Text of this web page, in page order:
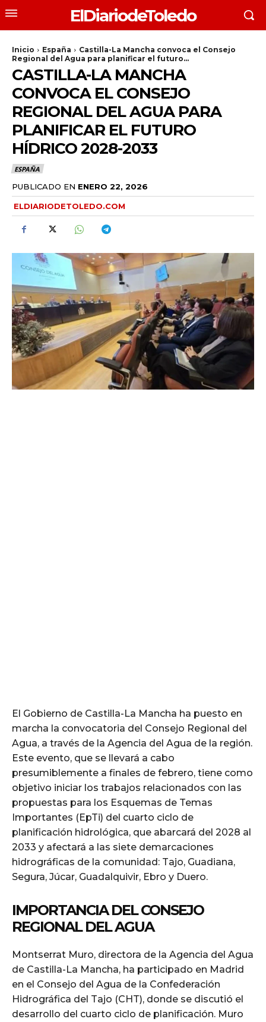
ElDiariodeToledo
Inicio España
Castilla-La Mancha convoca el Consejo
Regional del Agua para planificar el futuro...
CASTILLA-LA MANCHA
CONVOCA EL CONSEJO
REGIONAL DEL AGUA PARA
PLANIFICAR EL FUTURO
HÍDRICO 2028-2033
ESPAÑA
PUBLICADO EN ENERO 22, 2026
ELDIARIODETOLEDO.COM
El Gobierno de Castilla-La Mancha ha puesto en
marcha la convocatoria del Consejo Regional del
Agua, a través de la Agencia del Agua de la región.
Este evento, que se llevará a cabo
presumiblemente a finales de febrero, tiene como
objetivo iniciar los trabajos relacionados con las
propuestas para los Esquemas de Temas
Importantes (EpTi) del cuarto ciclo de
planificación hidrológica, que abarcará del 2028 al
2033 y afectará a las siete demarcaciones
hidrográficas de la comunidad: Tajo, Guadiana,
Segura, Júcar, Guadalquivir, Ebro y Duero.
IMPORTANCIA DEL CONSEJO
REGIONAL DEL AGUA
Montserrat Muro, directora de la Agencia del Agua
de Castilla-La Mancha, ha participado en Madrid
en el Consejo del Agua de la Confederación
Hidrográfica del Tajo (CHT), donde se discutió el
desarrollo del cuarto ciclo de planificación. Muro